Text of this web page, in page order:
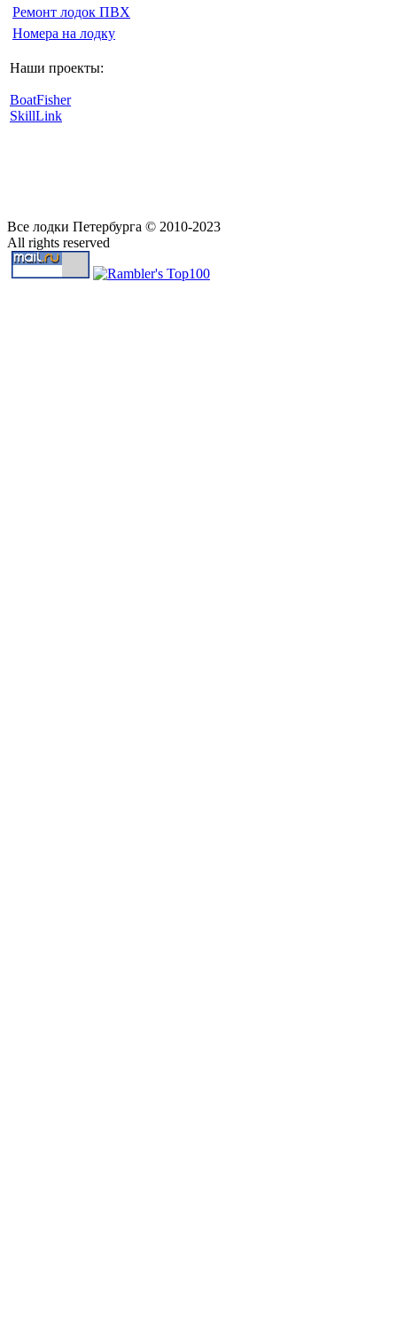
Ремонт лодок ПВХ
Номера на лодку
Наши проекты:
BoatFisher
SkillLink
Все лодки Петербурга © 2010-2023
All rights reserved